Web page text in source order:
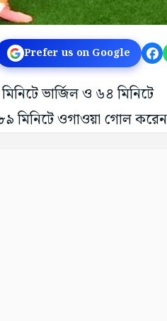
Prefer us on Google
ভার্জিল ও ৬৪ মিনিটে
মিনিটে ওগাওয়া গোল করেন